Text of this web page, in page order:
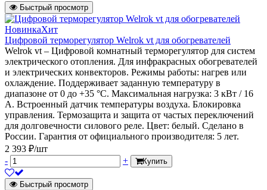
Быстрый просмотр
НовинкаХит
Цифровой терморегулятор Welrok vt для обогревателей
Welrok vt – Цифровой комнатный терморегулятор для систем
электрического отопления. Для инфракрасных обогревателей
и электрических конвекторов. Режимы работы: нагрев или
охлаждение. Поддерживает заданную температуру в
диапазоне от 0 до +35 °С. Максимальная нагрузка: 3 кВт / 16
А. Встроенный датчик температуры воздуха. Блокировка
управления. Термозащита и защита от частых переключений
для долговечности силового реле. Цвет: белый. Сделано в
России. Гарантия от официального производителя: 5 лет.
2 393 ₽/шт
-
+ Купить
Быстрый просмотр